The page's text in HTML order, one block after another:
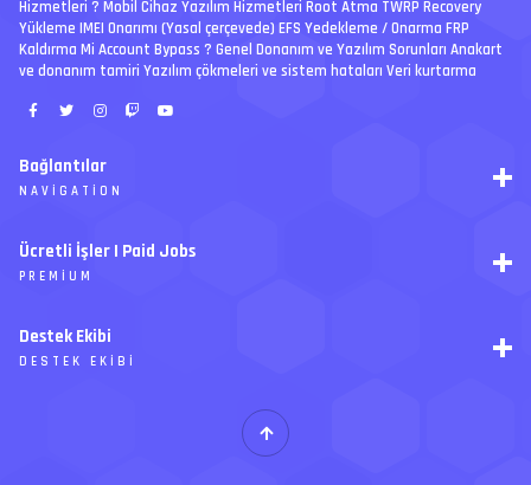
Hizmetleri ? Mobil Cihaz Yazılım Hizmetleri Root Atma TWRP Recovery
Yükleme IMEI Onarımı (Yasal çerçevede) EFS Yedekleme / Onarma FRP
Kaldırma Mi Account Bypass ? Genel Donanım ve Yazılım Sorunları Anakart
ve donanım tamiri Yazılım çökmeleri ve sistem hataları Veri kurtarma
Bağlantılar
NAVIGATION
Arşiv
Ajanda
Forum Yönetimi
Forumları Okundu Kabul Et
Ücretli İşler | Paid Jobs
PREMIUM
Paketler
Özel tema
Destek Ekibi
DESTEK EKIBI